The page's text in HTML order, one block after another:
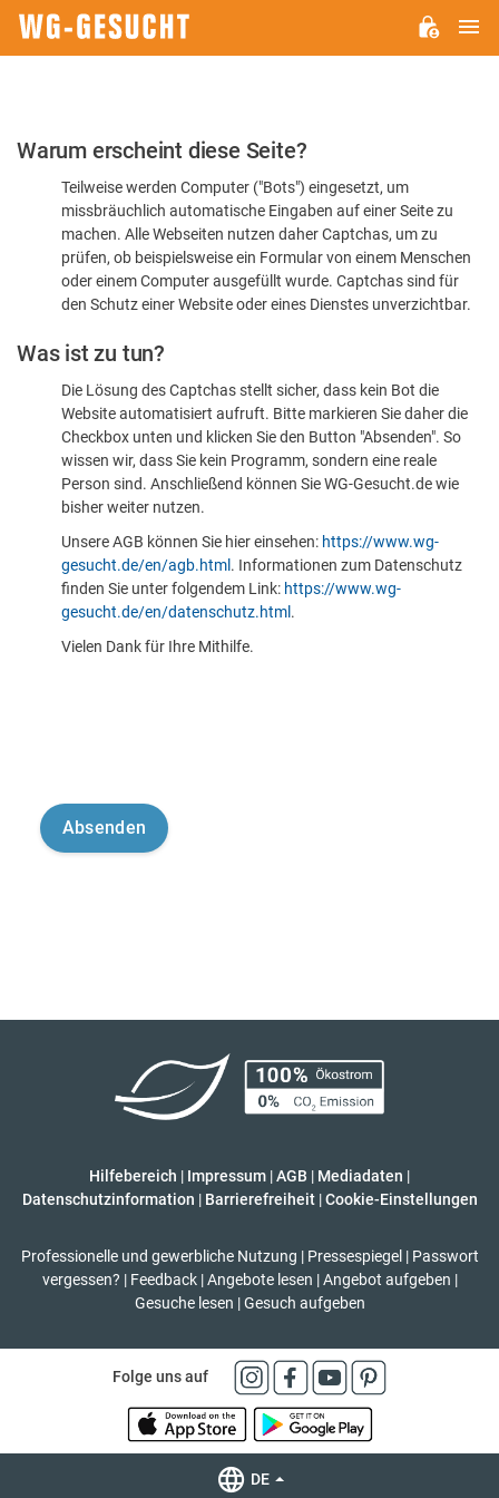
Bitte
dass
sind
Warum erscheint diese Seite?
Teilweise werden Computer ("Bots") eingesetzt, um
missbräuchlich automatische Eingaben auf einer Seite zu
machen. Alle Webseiten nutzen daher Captchas, um zu
prüfen, ob beispielsweise ein Formular von einem Menschen
oder einem Computer ausgefüllt wurde. Captchas sind für
den Schutz einer Website oder eines Dienstes unverzichtbar.
Was ist zu tun?
Die Lösung des Captchas stellt sicher, dass kein Bot die
Website automatisiert aufruft. Bitte markieren Sie daher die
Checkbox unten und klicken Sie den Button "Absenden". So
wissen wir, dass Sie kein Programm, sondern eine reale
Person sind. Anschließend können Sie WG-Gesucht.de wie
bisher weiter nutzen.
Unsere AGB können Sie hier einsehen: https://www.wg-
gesucht.de/en/agb.html . Informationen zum Datenschutz
finden Sie unter folgendem Link: https://www.wg-
gesucht.de/en/datenschutz.html .
Vielen Dank für Ihre Mithilfe.
Hilfebereich | Impressum |AGB | Mediadaten |
Datenschutzinformation | Barrierefreiheit | Cookie-Einstellungen
Professionelle und gewerbliche Nutzung | Pressespiegel | Passwort
vergessen? | Feedback | Angebote lesen | Angebot aufgeben |
Gesuche lesen | Gesuch aufgeben
Folge uns auf
DE